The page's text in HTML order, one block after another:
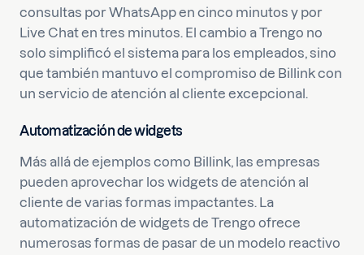
consultas por WhatsApp en cinco minutos y por
Live Chat en tres minutos. El cambio a Trengo no
solo simplificó el sistema para los empleados, sino
que también mantuvo el compromiso de Billink con
un servicio de atención al cliente excepcional.
Automatización de widgets
Más allá de ejemplos como Billink, las empresas
pueden aprovechar los widgets de atención al
cliente de varias formas impactantes. La
automatización de widgets de Trengo ofrece
numerosas formas de pasar de un modelo reactivo